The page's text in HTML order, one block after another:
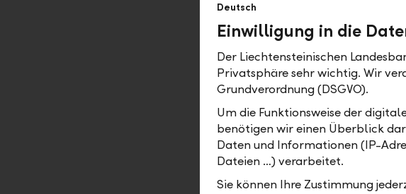
Magazinen, Auftritte im
Seite: über
auf Events oder durch
Was unterscheidet
"Ich schätze es sehr,
Raum für
ansprechen, Ideen
Deutsch
Einwilligung in die
Der Liechtensteinischen
Privatsphäre sehr wichtig. Wir
Grundverordnung (DSGVO).
Um die Funktionsweise der
benötigen wir einen Überblick
Daten und Informationen (IP-
Dateien …) verarbeitet.
Sie können Ihre Zustimmung